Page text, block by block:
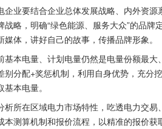
业要结合企业总体发展战略、内外资
略，明确“绿色能源、服务大众”的品
体，讲好自己的故事，传播品牌形象。
本电量、计划电量仍然是电量份额最
分配+奖惩机制，利用自身优势，充分
本电量。
所在区域电力市场特性，吃透电力交
测算机制和报价流程，以精准的报价